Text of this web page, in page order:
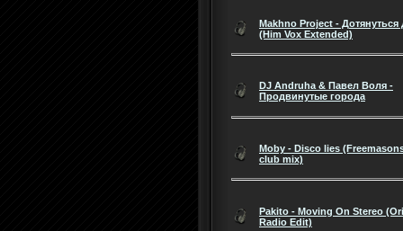
Makhno Project - Дотянуться
(Him Vox Extended)
DJ Andruha & Павел Воля -
Продвинутые города
Moby - Disco lies
club mix)
Pakito - Moving On Stereo
Radio Edit)